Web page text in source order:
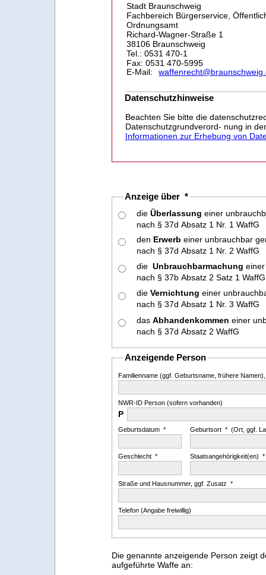
Datenschutzhinweise
Beachten Sie bitte die
Datenschutzgrundverord- nung in
Informationen zur Erhebung von
Stadt Braunschweig
Fachbereich Bürgerservice,
Ordnungsamt
Richard-Wagner-Straße 1
38106 Braunschweig
Tel.: 0531 470-1
Fax: 0531 470-5995
E-Mail:
Anzeige über *
die Vernichtung einer
nach § 37d Absatz 1 Nr. 3 WaffG
die Unbrauchbarmachung
nach § 37b Absatz 2 Satz 1 WaffG
die Überlassung einer
nach § 37d Absatz 1 Nr. 1 WaffG
den Erwerb einer unbrauchbar
nach § 37d Absatz 1 Nr. 2 WaffG
dasAbhandenkommen einer
nach § 37d Absatz 2 WaffG
Anzeigende Person
Geschlecht *
Geburtsdatum *
Straße und Hausnummer, ggf. Zusatz *
Familienname (ggf. Geburtsname, frühere
P
NWR-ID Person (sofern vorhanden)
Geburtsort * (Ort, ggf.
Telefon (Angabe freiwillig)
Staatsangehörigkeit(en) *
Die genannte anzeigende Person zeigt
aufgeführte Waffe an: